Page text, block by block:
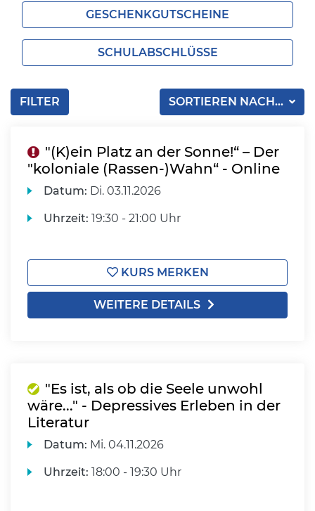
GESCHENKGUTSCHEINE
SCHULABSCHLÜSSE
SORTIEREN NACH...
FILTER
"(K)ein Platz an der Sonne!“ – Der
"koloniale (Rassen-)Wahn“ - Online
Datum: Di. 03.11.2026
Uhrzeit: 19:30 - 21:00 Uhr
KURS MERKEN
WEITERE DETAILS
"Es ist, als ob die Seele unwohl
wäre..." - Depressives Erleben in der
Literatur
Datum: Mi. 04.11.2026
Uhrzeit: 18:00 - 19:30 Uhr